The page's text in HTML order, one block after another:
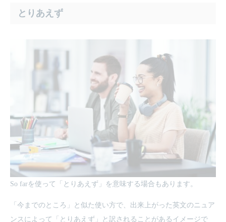
とりあえず
So farを使って「とりあえず」を意味する場合もあります。
「今までのところ」と似た使い方で、出来上がった英文のニュア
ンスによって「とりあえず」と訳されることがあるイメージで